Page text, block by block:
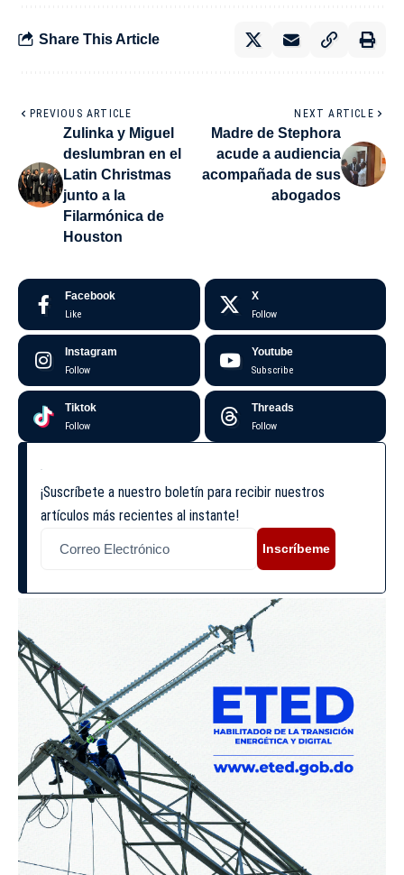
Share This Article
PREVIOUS ARTICLE
Zulinka y Miguel
deslumbran en el
Latin Christmas
junto a la
Filarmónica de
Houston
NEXT ARTICLE
Madre de Stephora
acude a audiencia
acompañada de sus
abogados
Facebook
Like
X
Follow
Instagram
Follow
Youtube
Subscribe
Tiktok
Follow
Threads
Follow
¡Suscríbete a nuestro boletín para recibir nuestros
artículos más recientes al instante!
Inscríbeme